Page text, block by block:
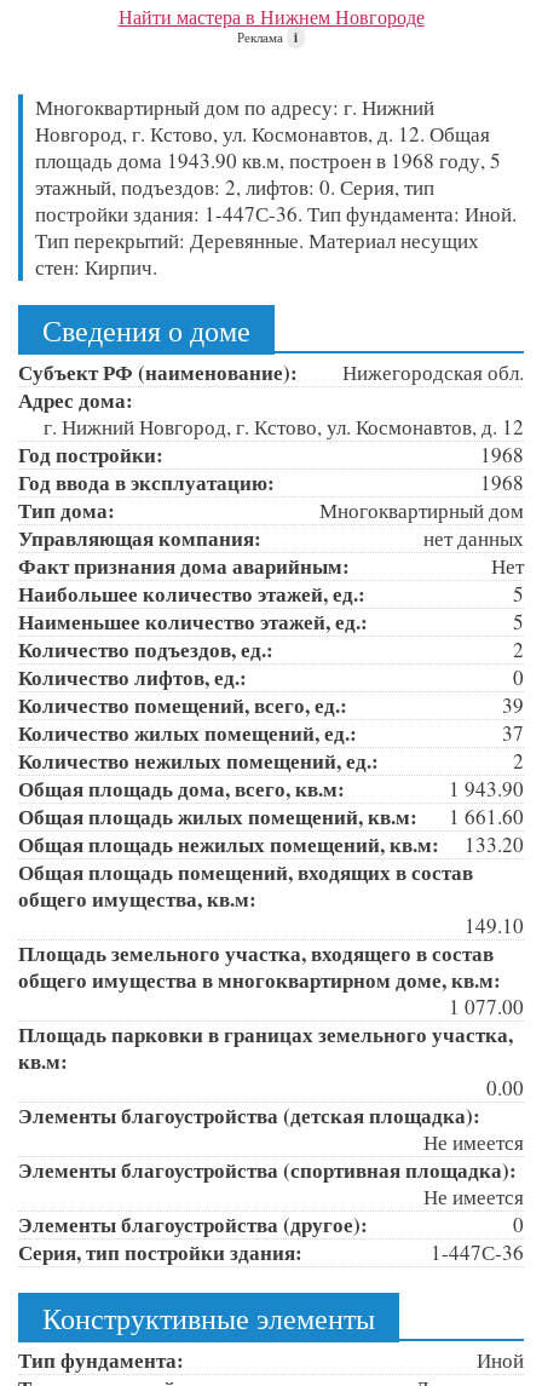
Найти мастера в Нижнем Новгороде
Реклама i
Многоквартирный дом по адресу: г. Нижний
Новгород, г. Кстово, ул. Космонавтов, д. 12. Общая
площадь дома 1943.90 кв.м, построен в 1968 году, 5
этажный, подъездов: 2, лифтов: 0. Серия, тип
постройки здания: 1-447С-36. Тип фундамента: Иной.
Тип перекрытий: Деревянные. Материал несущих
стен: Кирпич.
Сведения о доме
Субъект РФ (наименование): Нижегородская обл.
Адрес дома:
г. Нижний Новгород, г. Кстово, ул. Космонавтов, д. 12
Год постройки: 1968
Год ввода в эксплуатацию: 1968
Тип дома: Многоквартирный дом
Управляющая компания: нет данных
Факт признания дома аварийным: Нет
Наибольшее количество этажей, ед.: 5
Наименьшее количество этажей, ед.: 5
Количество подъездов, ед.: 2
Количество лифтов, ед.: 0
Количество помещений, всего, ед.: 39
Количество жилых помещений, ед.: 37
Количество нежилых помещений, ед.: 2
Общая площадь дома, всего, кв.м: 1 943.90
Общая площадь жилых помещений, кв.м: 1 661.60
Общая площадь нежилых помещений, кв.м: 133.20
Общая площадь помещений, входящих в состав
общего имущества, кв.м:
149.10
Площадь земельного участка, входящего в состав
общего имущества в многоквартирном доме, кв.м:
1 077.00
Площадь парковки в границах земельного участка,
кв.м:
0.00
Элементы благоустройства (детская площадка):
Не имеется
Элементы благоустройства (спортивная площадка):
Не имеется
Элементы благоустройства (другое): 0
Серия, тип постройки здания: 1-447С-36
Конструктивные элементы
Тип фундамента: Иной